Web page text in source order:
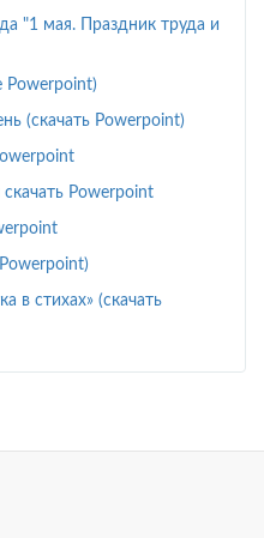
"1 мая. Праздник труда и
Powerpoint)
(скачать Powerpoint)
Powerpoint
в стихах» (скачать